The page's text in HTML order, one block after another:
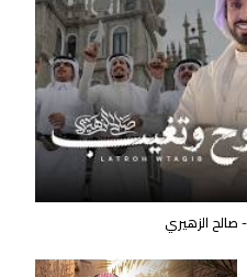
صالح الزهيري